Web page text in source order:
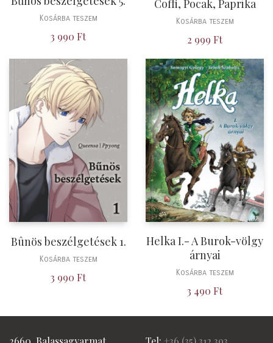
Kosárba teszem
3 990 Ft
Coffi, Pocak, Paprika
Kosárba teszem
2 999 Ft
Bûnös beszélgetések 1.
Kosárba teszem
3 990 Ft
Helka I.- A Burok-völgy
árnyai
Kosárba teszem
3 490 Ft